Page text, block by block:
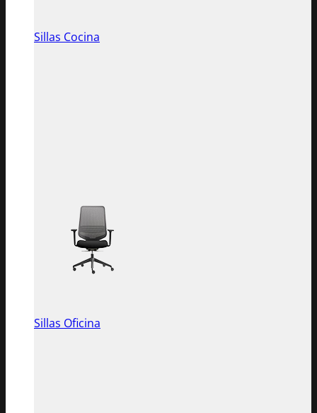
Sillas Cocina
Sillas Oficina